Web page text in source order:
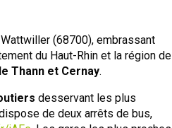
(68700), embrassant
du Haut-Rhin et la région de
Thann et Cernay.
desservant les plus
de deux arrêts de bus,